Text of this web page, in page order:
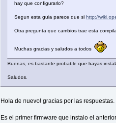
hay que configurarlo?
Segun esta guia parece que sihttp://
Otra pregunta que cambios trae esta
Muchas gracias y saludos a todos
Buenas, es bastante probable que hayas
Saludos.
Hola de nuevo! gracias por las respuestas.
Es el primer firmware que instalo el